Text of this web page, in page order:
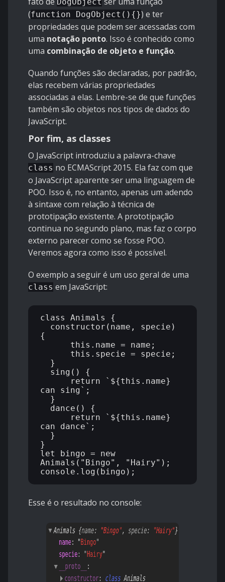
(function DogObject(){}) e ter
propriedades que podem ser acessadas com
uma notação ponto. Isso é conhecido como
uma combinação de objeto e função.
Quando funções são declaradas, por padrão,
elas recebem várias propriedades
associadas a elas. Lembre-se de que funções
também são objetos nos tipos de dados do
JavaScript.
Por fim, as classes
O JavaScript introduziu a palavra-chave
class no ECMAScript 2015. Ela faz com que
o JavaScript aparente ser uma linguagem de
POO. Isso é, no entanto, apenas um adendo
à sintaxe com relação à técnica de
prototipação existente. A prototipação
continua no segundo plano, mas faz o corpo
externo parecer como se fosse POO.
Veremos agora como isso é possível.
O exemplo a seguir é um uso geral de uma
class em JavaScript:
class Animals {
{
can sing`;
can dance`;
}
let bingo = new
Animals("Bingo", "Hairy");
Esse é o resultado no console: